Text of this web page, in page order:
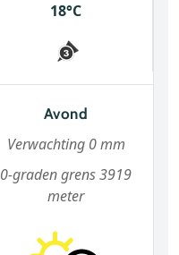
18°C
Avond
Verwachting 0 mm
0-graden grens 3919
meter